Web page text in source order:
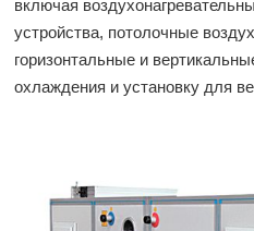
включая
устройства, потолочные
горизонтальные и
охлаждения и установку для